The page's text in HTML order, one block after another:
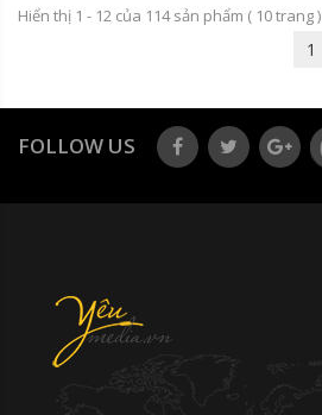
Hiển thị 1 - 12 của 114sản phẩm ( 10trang )
1
FOLLOW US